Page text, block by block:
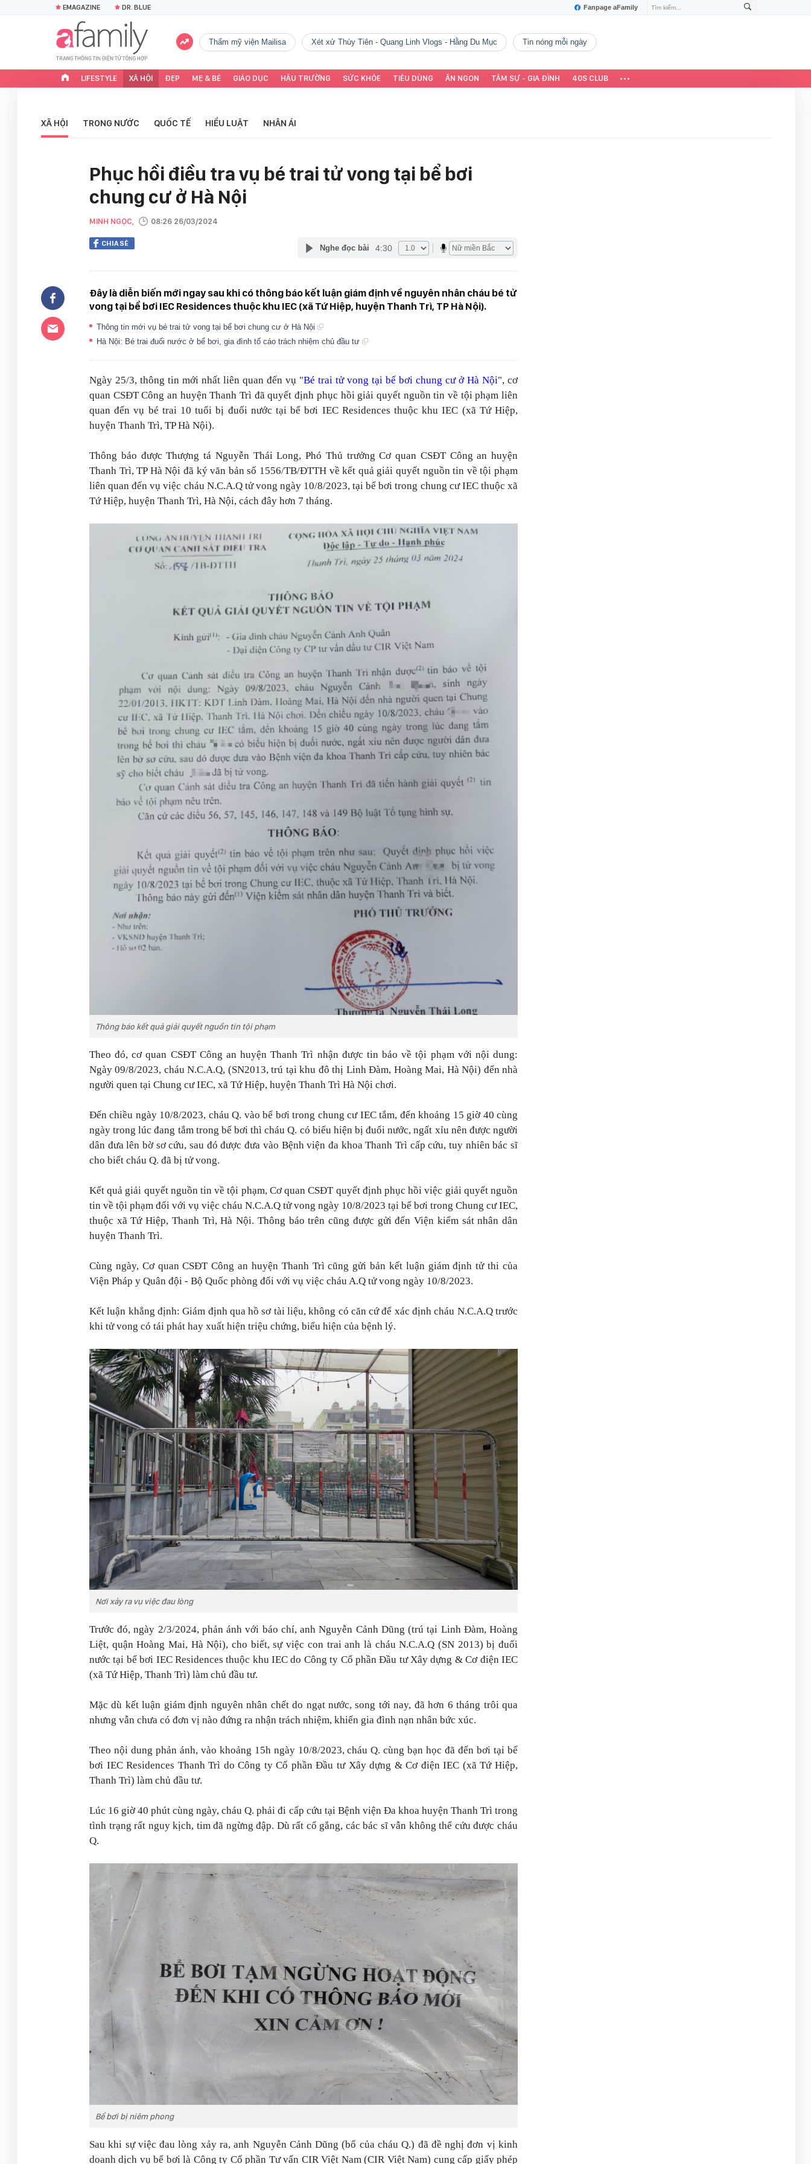
Fanpage aFamily
EMAGAZINE DR. BLUE
Thẩm mỹ viện Mailisa Xét xử Thùy Tiên - Quang Linh Vlogs - Hằng Du Mục tin nóng mỗi ngày
LIFESTYLE XÃ HỘI ĐẸP MẸ & BÉ GIÁO DỤC HẬU TRƯỜNG SỨC KHỎE TIÊU DÙNG ĂN NGON TÂM SỰ - GIA ĐÌNH 40S CLUB
XÃ HỘI TRONG NƯỚC QUỐC TẾ HIỂU LUẬT NHÂN ÁI
Phục hồi điều tra vụ bé trai tử vong tại bể bơi
chung cư ở Hà Nội
MINH NGỌC, 08:26 26/03/2024
CHIA SẺ Nghe đọc bài 4:30
Đây là diễn biến mới ngay sau khi có thông báo kết luận giám định về nguyên nhân cháu bé tử
vong tại bể bơi IEC Residences thuộc khu IEC (xã Tứ Hiệp, huyện Thanh Trì, TP Hà Nội).
Thông tin mới vụ bé trai tử vong tại bể bơi chung cư ở Hà Nội
Hà Nội: Bé trai đuối nước ở bể bơi, gia đình tố cáo trách nhiệm chủ đầu tư
Ngày 25/3, thông tin mới nhất liên quan đến vụ "Bé trai tử vong tại bể bơi chung cư ở Hà Nội", cơ
quan CSĐT Công an huyện Thanh Trì đã quyết định phục hồi giải quyết nguồn tin về tội phạm liên
quan đến vụ bé trai 10 tuổi bị đuối nước tại bể bơi IEC Residences thuộc khu IEC (xã Tứ Hiệp,
huyện Thanh Trì, TP Hà Nội).
Thông báo được Thượng tá Nguyễn Thái Long, Phó Thủ trưởng Cơ quan CSĐT Công an huyện
Thanh Trì, TP Hà Nội đã ký văn bản số 1556/TB/ĐTTH về kết quả giải quyết nguồn tin về tội phạm
liên quan đến vụ việc cháu N.C.A.Q tử vong ngày 10/8/2023, tại bể bơi trong chung cư IEC thuộc xã
Tứ Hiệp, huyện Thanh Trì, Hà Nội, cách đây hơn 7 tháng.
Thông báo kết quả giải quyết nguồn tin tội phạm
Theo đó, cơ quan CSĐT Công an huyện Thanh Trì nhận được tin báo về tội phạm với nội dung:
Ngày 09/8/2023, cháu N.C.A.Q, (SN2013, trú tại khu đô thị Linh Đàm, Hoàng Mai, Hà Nội) đến nhà
người quen tại Chung cư IEC, xã Tứ Hiệp, huyện Thanh Trì Hà Nội chơi.
Đến chiều ngày 10/8/2023, cháu Q. vào bể bơi trong chung cư IEC tắm, đến khoảng 15 giờ 40 cùng
ngày trong lúc đang tắm trong bể bơi thì cháu Q. có biểu hiện bị đuối nước, ngất xỉu nên được người
dân đưa lên bờ sơ cứu, sau đó được đưa vào Bệnh viện đa khoa Thanh Trì cấp cứu, tuy nhiên bác sĩ
cho biết cháu Q. đã bị tử vong.
Kết quả giải quyết nguồn tin về tội phạm, Cơ quan CSĐT quyết định phục hồi việc giải quyết nguồn
tin về tội phạm đối với vụ việc cháu N.C.A.Q tử vong ngày 10/8/2023 tại bể bơi trong Chung cư IEC,
thuộc xã Tứ Hiệp, Thanh Trì, Hà Nội. Thông báo trên cũng được gửi đến Viện kiểm sát nhân dân
huyện Thanh Trì.
Cùng ngày, Cơ quan CSĐT Công an huyện Thanh Trì cũng gửi bản kết luận giám định tử thi của
Viện Pháp y Quân đội - Bộ Quốc phòng đối với vụ việc cháu A.Q tử vong ngày 10/8/2023.
Kết luận khẳng định: Giám định qua hồ sơ tài liệu, không có căn cứ để xác định cháu N.C.A.Q trước
khi tử vong có tái phát hay xuất hiện triệu chứng, biểu hiện của bệnh lý.
Nơi xảy ra vụ việc đau lòng
Trước đó, ngày 2/3/2024, phản ánh với báo chí, anh Nguyễn Cảnh Dũng (trú tại Linh Đàm, Hoàng
Liệt, quận Hoàng Mai, Hà Nội), cho biết, sự việc con trai anh là cháu N.C.A.Q (SN 2013) bị đuối
nước tại bể bơi IEC Residences thuộc khu IEC do Công ty Cổ phần Đầu tư Xây dựng & Cơ điện IEC
(xã Tứ Hiệp, Thanh Trì) làm chủ đầu tư.
Mặc dù kết luận giám định nguyên nhân chết do ngạt nước, song tới nay, đã hơn 6 tháng trôi qua
nhưng vẫn chưa có đơn vị nào đứng ra nhận trách nhiệm, khiến gia đình nạn nhân bức xúc.
Theo nội dung phản ánh, vào khoảng 15h ngày 10/8/2023, cháu Q. cùng bạn học đã đến bơi tại bể
bơi IEC Residences Thanh Trì do Công ty Cổ phần Đầu tư Xây dựng & Cơ điện IEC (xã Tứ Hiệp,
Thanh Trì) làm chủ đầu tư.
Lúc 16 giờ 40 phút cùng ngày, cháu Q. phải đi cấp cứu tại Bệnh viện Đa khoa huyện Thanh Trì trong
tình trạng rất nguy kịch, tim đã ngừng đập. Dù rất cố gắng, các bác sĩ vẫn không thể cứu được cháu
Q.
Bể bơi bị niêm phong
Sau khi sự việc đau lòng xảy ra, anh Nguyễn Cảnh Dũng (bố của cháu Q.) đã đề nghị đơn vị kinh
doanh dịch vụ bể bơi là Công ty Cổ phần Tư vấn CIR Việt Nam (CIR Việt Nam) cung cấp giấy phép